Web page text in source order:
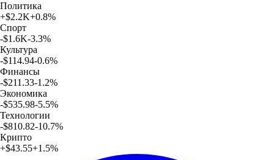
Политика
+$2.2K+0.8%
Спорт
-$1.6K-3.3%
Культура
-$114.94-0.6%
Финансы
-$211.33-1.2%
Экономика
-$535.98-5.5%
Технологии
-$810.82-10.7%
Крипто
+$43.55+1.5%